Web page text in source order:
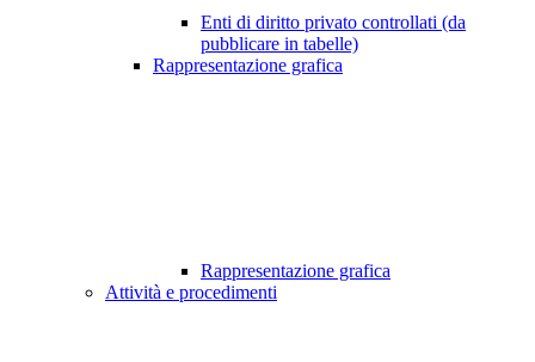
Enti di diritto privato controllati (da
pubblicare in tabelle)
Rappresentazione grafica
Rappresentazione grafica
Attività e procedimenti